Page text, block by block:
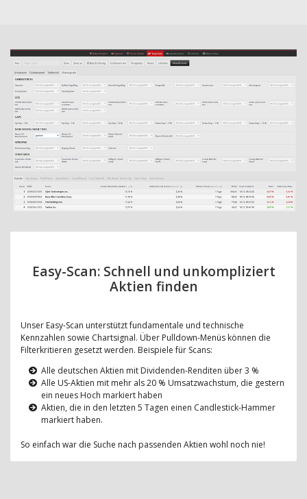
Easy-Scan: Schnell und unkompliziert
Aktien finden
Unser Easy-Scan unterstützt fundamentale und technische
Kennzahlen sowie Chartsignal. Über Pulldown-Menüs können die
Filterkritieren gesetzt werden. Beispiele für Scans:
Alle deutschen Aktien mit Dividenden-Renditen über 3 %
Alle US-Aktien mit mehr als 20 % Umsatzwachstum, die gestern
ein neues Hoch markiert haben
Aktien, die in den letzten 5 Tagen einen Candlestick-Hammer
markiert haben.
So einfach war die Suche nach passenden Aktien wohl noch nie!